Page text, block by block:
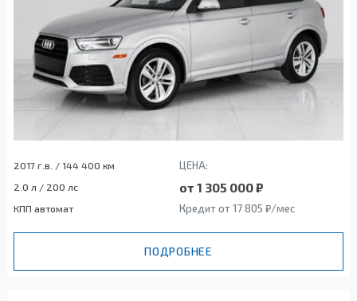
2017 г.в. / 144 400 км ЦЕНА:
2.0 л / 200 лс от 1 305 000 ₽
КПП автомат Кредит от 17 805 ₽/мес
ПОДРОБНЕЕ